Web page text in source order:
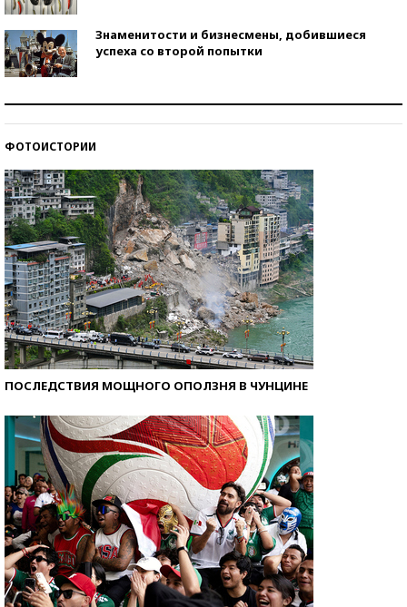
Знаменитости и бизнесмены, добившиеся
успеха со второй попытки
ФОТОИСТОРИИ
ПОСЛЕДСТВИЯ МОЩНОГО ОПОЛЗНЯ В ЧУНЦИНЕ